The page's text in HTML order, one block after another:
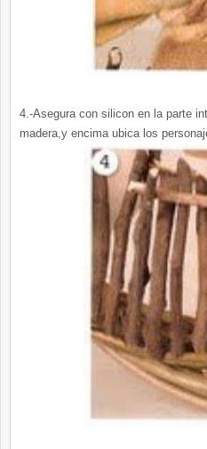
4.-Asegura con silicon en la parte
madera,y encima ubica los